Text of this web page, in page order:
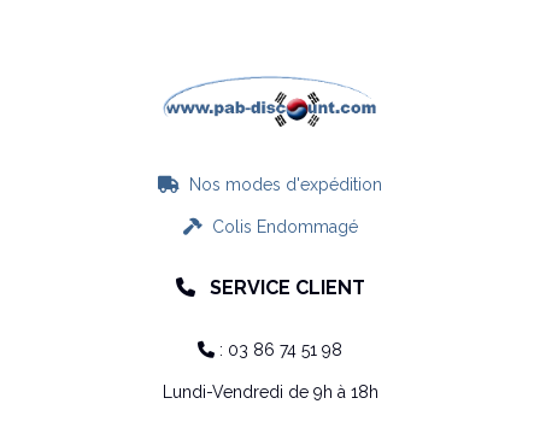
 Nos modes d'expédition
Colis Endommagé
 SERVICE CLIENT
 : 03 86 74 51 98
Lundi-Vendredi de 9h à 18h